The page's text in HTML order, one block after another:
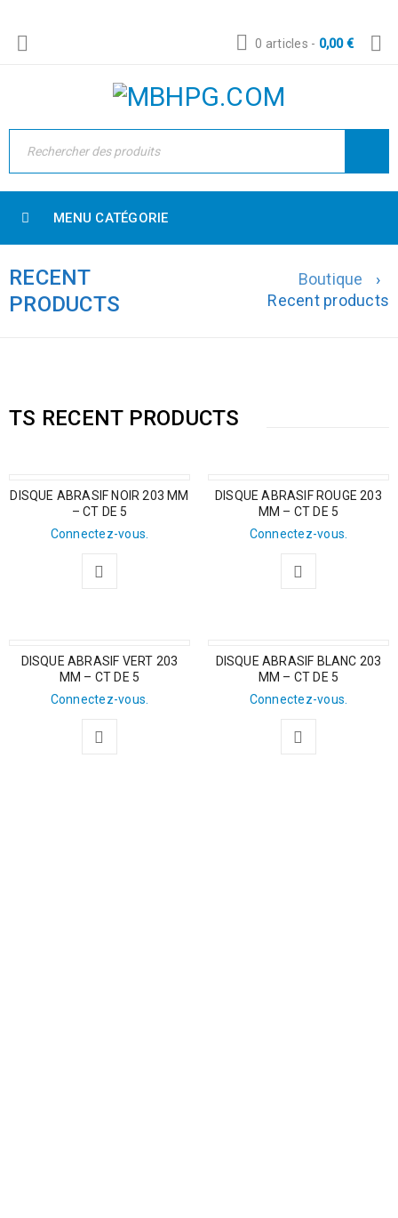
0 articles - 0,00€
MENU CATÉGORIE
RECENT
PRODUCTS
Boutique
›
Recent products
TS RECENT PRODUCTS
DISQUE ABRASIF NOIR 203 MM
– CT DE 5
Connectez-vous.
DISQUE ABRASIF ROUGE 203
MM – CT DE 5
Connectez-vous.
DISQUE ABRASIF VERT 203
MM – CT DE 5
Connectez-vous.
DISQUE ABRASIF BLANC 203
MM – CT DE 5
Connectez-vous.